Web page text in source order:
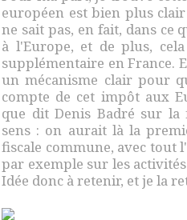
européen est bien plus
ne sait pas, en fait, dans ce
à l'Europe, et de plus,
supplémentaire en France.
un mécanisme clair pour
compte de cet impôt aux
que dit Denis Badré sur
sens : on aurait là la
fiscale commune, avec tout
par exemple sur les
Idée donc à retenir, et je la